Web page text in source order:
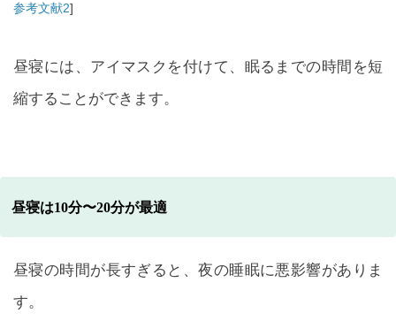
参考文献2]
昼寝には、アイマスクを付けて、眠るまでの時間を短
縮することができます。
昼寝は10分〜20分が最適
昼寝の時間が長すぎると、夜の睡眠に悪影響がありま
す。